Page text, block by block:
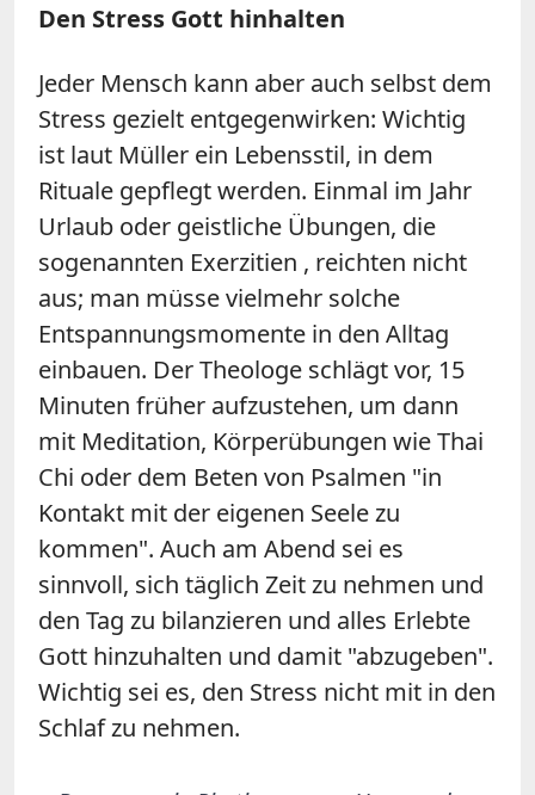
Den Stress Gott hinhalten
Jeder Mensch kann aber auch selbst dem
Stress gezielt entgegenwirken: Wichtig
ist laut Müller ein Lebensstil, in dem
Rituale gepflegt werden. Einmal im Jahr
Urlaub oder geistliche Übungen, die
sogenannten Exerzitien , reichten nicht
aus; man müsse vielmehr solche
Entspannungsmomente in den Alltag
einbauen. Der Theologe schlägt vor, 15
Minuten früher aufzustehen, um dann
mit Meditation, Körperübungen wie Thai
Chi oder dem Beten von Psalmen "in
Kontakt mit der eigenen Seele zu
kommen". Auch am Abend sei es
sinnvoll, sich täglich Zeit zu nehmen und
den Tag zu bilanzieren und alles Erlebte
Gott hinzuhalten und damit "abzugeben".
Wichtig sei es, den Stress nicht mit in den
Schlaf zu nehmen.